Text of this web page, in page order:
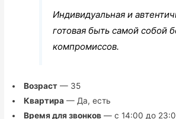
Индивидуальная и
готовая быть самой собой
компромиссов.
Возраст— 35
Квартира— Да, есть
Время для звонков— с 14:00 до